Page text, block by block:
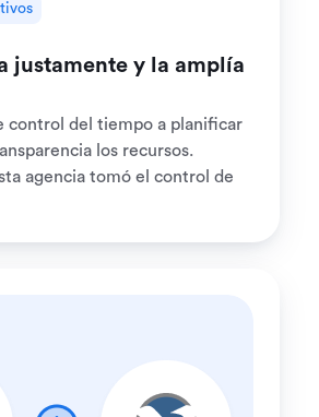
justamente y la amplía
control del tiempo a planificar
los recursos.
agencia tomó el control de